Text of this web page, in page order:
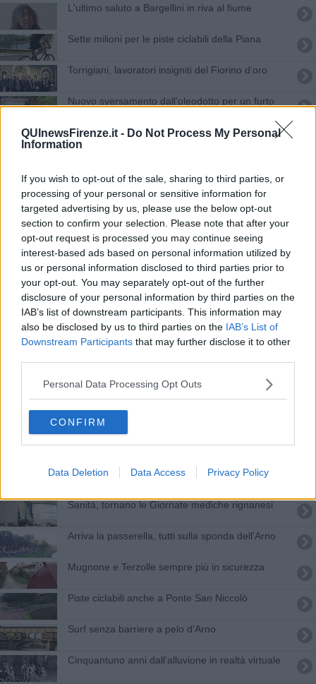
QUInewsFirenze.it - Do Not Process My Personal
Information
If you wish to opt-out of the sale, sharing to third parties, or
processing of your personal or sensitive information for
targeted advertising by us, please use the below opt-out
section to confirm your selection. Please note that after your
opt-out request is processed you may continue seeing
interest-based ads based on personal information utilized by
us or personal information disclosed to third parties prior to
your opt-out. You may separately opt-out of the further
disclosure of your personal information by third parties on the
IAB’s list of downstream participants. This information may
also be disclosed by us to third parties on the IAB’s List of
Downstream Participants that may further disclose it to other
Personal Data Processing Opt Outs
CONFIRM
Data Deletion Data Access Privacy Policy
L'ultimo saluto a Bargellini in riva al fiume
Sette milioni per le piste ciclabili della Piana
Torrigiani, lavoratori insigniti del Fiorino d'oro
Nuovo sversamento dall'oleodotto per un furto
Agenti inseguono i ladri e sparano colpi in aria
Il livello dell'Arno cala ma piove ancora
Sul lungarno allagato riapre una corsia
Si tuffa nell'Arno gelido per fare il bagno
L'occhio del robot sui fiumi interrati
Dal 2 aprile la nuova Ztl
Accordo da 120mila euro per il ponte sull'Arno
Si butta in Arno, salvato dai vigili del fuoco
In slip sale sulla pigna del Ponte a Santa Trinita
La passerella dell'Isolotto verso la riapertura
Caffè fra le nuvole, i vincitori
Sanità, tornano le Giornate mediche rignanesi
Arriva la passerella, tutti sulla sponda dell'Arno
Mugnone e Terzolle sempre più in sicurezza
Piste ciclabili anche a Ponte San Niccolò
Surf senza barriere a pelo d'Arno
Cinquantuno anni dall'alluvione in realtà virtuale